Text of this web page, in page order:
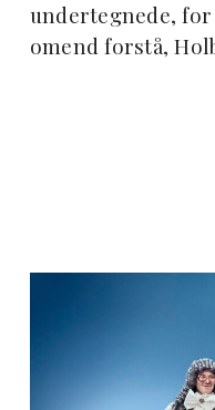
undertegnede,
omend forstå,